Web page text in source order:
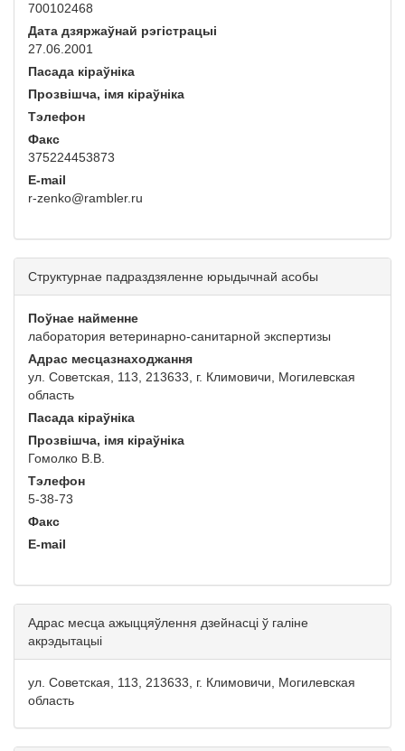
700102468
Дата дзяржаўнай рэгістрацыі
27.06.2001
Пасада кіраўніка
Прозвішча, імя кіраўніка
Тэлефон
Факс
375224453873
E-mail
r-zenko@rambler.ru
Структурнае падраздзяленне юрыдычнай асобы
Поўнае найменне
лаборатория ветеринарно-санитарной экспертизы
Адрас месцазнаходжання
ул. Советская, 113, 213633, г. Климовичи, Могилевская
область
Пасада кіраўніка
Прозвішча, імя кіраўніка
Гомолко В.В.
Тэлефон
5-38-73
Факс
E-mail
Адрас месца ажыццяўлення дзейнасці ў галіне
акрэдытацыі
ул. Советская, 113, 213633, г. Климовичи, Могилевская
область